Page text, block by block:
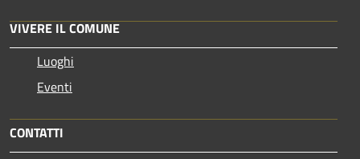
VIVERE IL COMUNE
Luoghi
Eventi
CONTATTI